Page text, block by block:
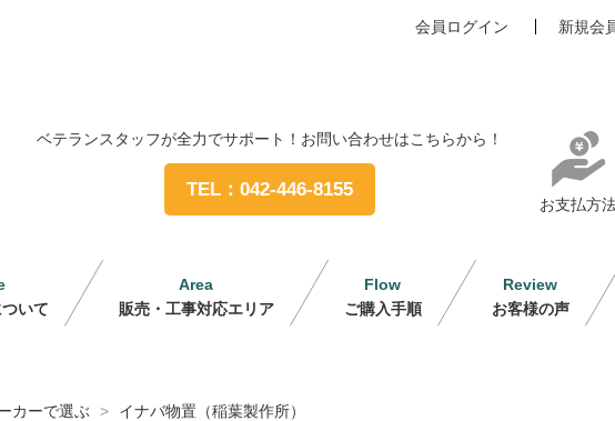
会員ログイン 新規会
ベテランスタッフが全力でサポート！お問い合わせはこちらから！
TEL：042-446-8155
お支払方
いて
Area
販売・工事対応エリア
Flow
ご購入手順
Review
お客様の声
カーで選ぶ >
イナバ物置（稲葉製作所）